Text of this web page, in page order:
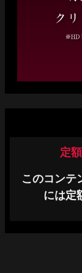
[定額] 継続3カ
[定額] 継続6カ
定
このコンテ
には定